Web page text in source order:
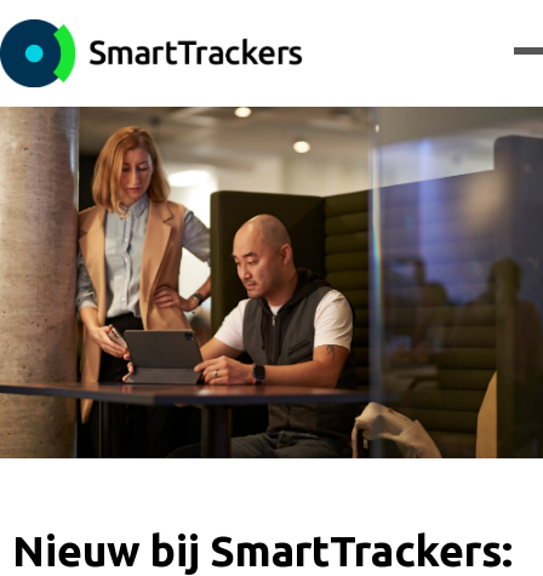
Nieuw bij SmartTrackers: